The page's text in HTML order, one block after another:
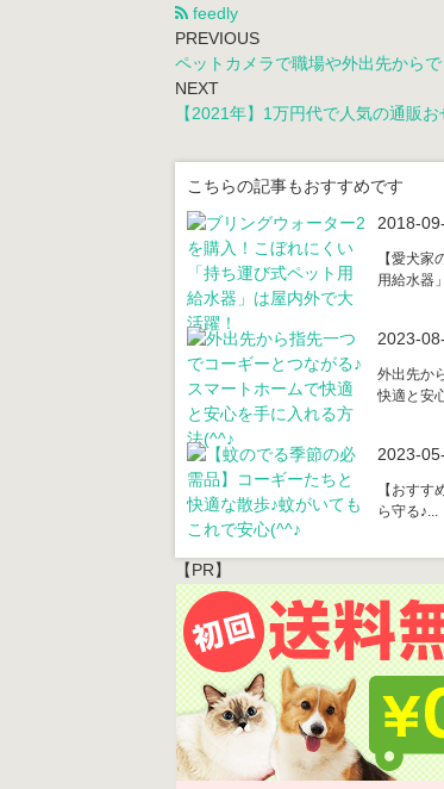
feedly
PREVIOUS
ペットカメラで職場や外出先から
NEXT
【2021年】1万円代で人気の通販
こちらの記事もおすすめです
2018-
【愛犬
用給水器
2023-
外出先か
快適と安
2023-
【おす
ら守る♪...
【PR】